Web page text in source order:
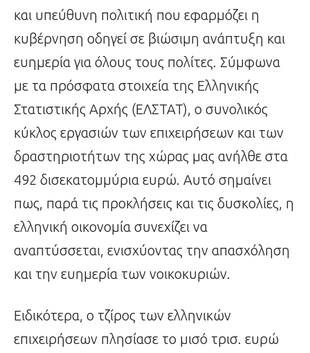
και υπεύθυνη πολιτική που εφαρμόζει η
κυβέρνηση οδηγεί σε βιώσιμη ανάπτυξη και
ευημερία για όλους τους πολίτες. Σύμφωνα
με τα πρόσφατα στοιχεία της Ελληνικής
Στατιστικής Αρχής (ΕΛΣΤΑΤ), ο συνολικός
κύκλος εργασιών των επιχειρήσεων και των
δραστηριοτήτων της χώρας μας ανήλθε στα
492 δισεκατομμύρια ευρώ. Αυτό σημαίνει
πως, παρά τις προκλήσεις και τις δυσκολίες, η
ελληνική οικονομία συνεχίζει να
αναπτύσσεται, ενισχύοντας την απασχόληση
και την ευημερία των νοικοκυριών.
Ειδικότερα, ο τζίρος των ελληνικών
επιχειρήσεων πλησίασε το μισό τρισ. ευρώ